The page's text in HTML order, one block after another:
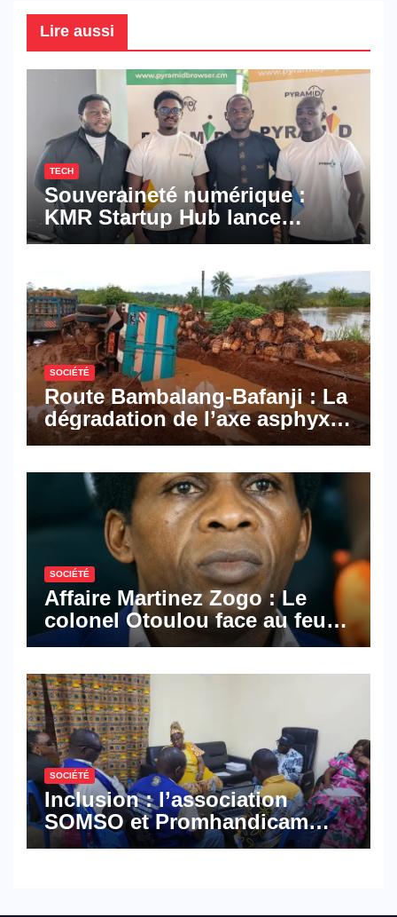
Lire aussi
TECH
Souveraineté numérique :
KMR Startup Hub lance
Pyramid Browser et Pyramid
numériques made in
Cameroon
SOCIÉTÉ
Route Bambalang-Bafanji : La
dégradation de l’axe asphyxie
les activités économiques
SOCIÉTÉ
Affaire Martinez Zogo : Le
colonel Otoulou face au feu
croisé des avocats de la
SOCIÉTÉ
Inclusion : l’association
SOMSO et Promhandicam
militent en faveur d’une